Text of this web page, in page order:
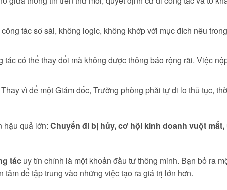
tác sơ sài, không logic, không khớp với mục đích nêu
tác có thể thay đổi mà không được thông báo rộng rãi. Việc
Thay vì để một Giám đốc, Trưởng phòng phải tự đi lo thủ tục,
hậu quả lớn: Chuyến đi bị hủy, cơ hội kinh doanh vuột
tác uy tín chính là một khoản đầu tư thông minh. Bạn bỏ ra
để tập trung vào những việc tạo ra giá trị lớn hơn.